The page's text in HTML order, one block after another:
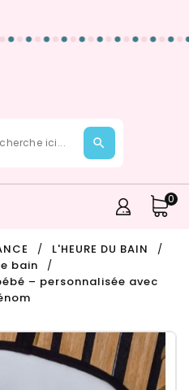
0
L'HEURE DU BAIN
bain
– personnalisée avec